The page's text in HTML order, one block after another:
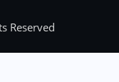
Reserved